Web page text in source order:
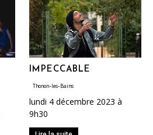
IMPECCABLE
Thonon-les-Bains
lundi 4 décembre 2023 à
9h30